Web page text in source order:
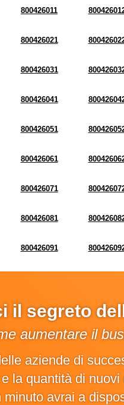
800426011
800426021
800426031
800426041
800426051
800426061
800426071
800426081
800426091
il segreto
aumentare il
aziende di
la quantità di
minuto avrai a